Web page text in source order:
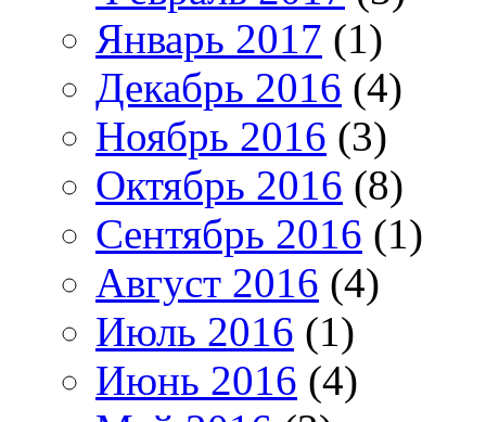
Январь 2017 (1)
Декабрь 2016 (4)
Ноябрь 2016 (3)
Октябрь 2016 (8)
Сентябрь 2016 (1)
Август 2016 (4)
Июль 2016 (1)
Июнь 2016 (4)